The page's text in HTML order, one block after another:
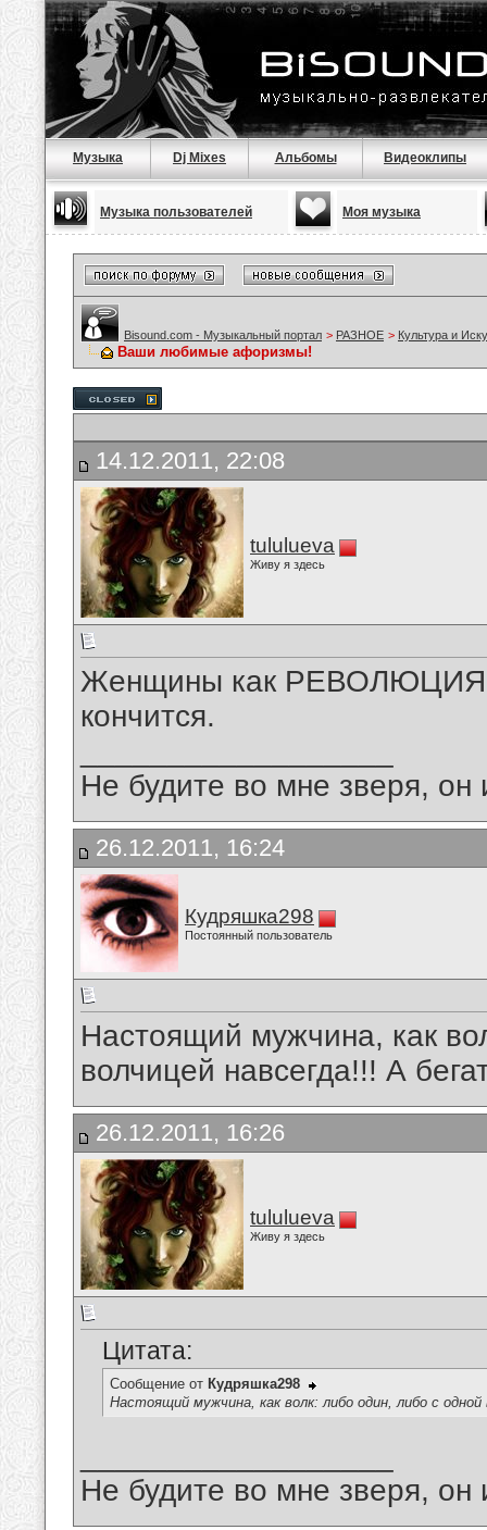
Музыка Dj Mixes Альбомы Видеоклипы
Музыка пользователей Моя музыка
Bisound.com - Музыкальный портал > РАЗНОЕ > Культура и
Ваши любимые афоризмы!
14.12.2011, 22:08
tululueva
Живу я здесь
Женщины как РЕВОЛЮЦИЯ,
кончится.
Не будите во мне зверя, он
26.12.2011, 16:24
Кудряшка298
Постоянный пользователь
Настоящий мужчина, как
волчицей навсегда!!! А
26.12.2011, 16:26
tululueva
Живу я здесь
Цитата:
Сообщение от Кудряшка298
Настоящий мужчина, как волк: либо один, либо с
Не будите во мне зверя, он